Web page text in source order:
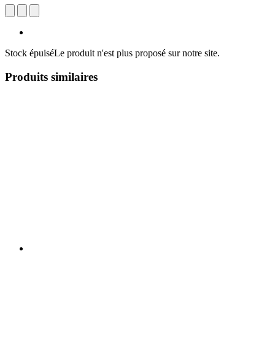
Stock épuiséLe produit n'est plus proposé sur notre site.
Produits similaires